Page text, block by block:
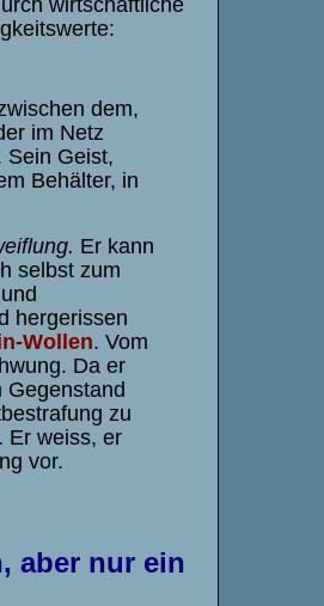
wirtschaftliche
dem,
im Netz
Sein Geist,
Behälter, in
Er kann
selbst zum
hergerissen
Wollen. Vom
Da er
Gegenstand
zu
Er weiss, er
vor.
aber nur ein